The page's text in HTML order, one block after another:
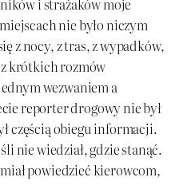
nie było niczym
z nocy, z tras, z wypadków,
krótkich rozmów
wezwaniem a
reporter drogowy nie był
częścią obiegu informacji.
nie wiedział, gdzie stanąć.
powiedzieć kierowcom,